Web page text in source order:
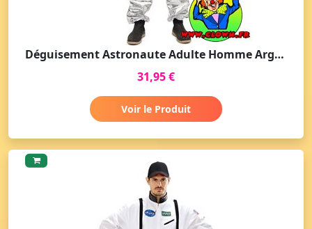
Déguisement Astronaute Adulte Homme Argent - Boutique Paris
31,95 €
Voir le Produit